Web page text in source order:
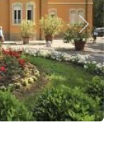
Weiter